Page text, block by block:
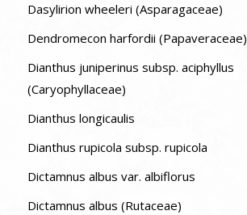
Dasylirion wheeleri (Asparagaceae)
Dendromecon harfordii (Papaveraceae)
Dianthus juniperinus subsp. aciphyllus
(Caryophyllaceae)
Dianthus longicaulis
Dianthus rupicola subsp. rupicola
Dictamnus albus var. albiflorus
Dictamnus albus (Rutaceae)